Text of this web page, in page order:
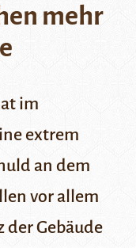
mehr
im
extrem
an dem
vor allem
Gebäude